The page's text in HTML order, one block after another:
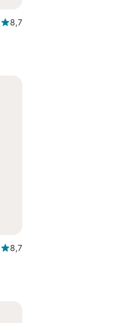
8,7
8,7